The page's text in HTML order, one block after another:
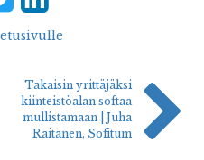
Takaisin yrittäjäksi
kiinteistöalan softaa
mullistamaan | Juha
Raitanen, Sofitum